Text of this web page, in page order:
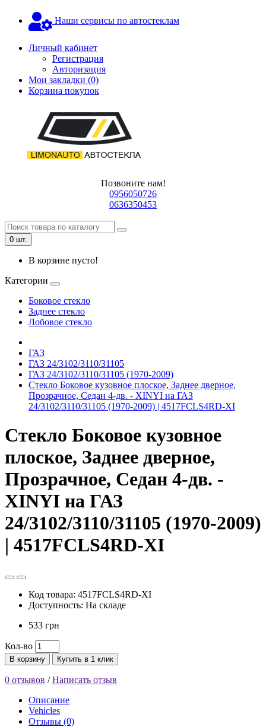
Наши сервисы по автостеклам
Личный кабинет
Регистрация
Авторизация
Мои закладки (0)
Корзина покупок
Позвоните нам!
0956050726
0636350453
0 шт.
В корзине пусто!
Категории
Боковое стекло
Заднее стекло
Лобовое стекло
ГАЗ
ГАЗ 24/3102/3110/31105
ГАЗ 24/3102/3110/31105 (1970-2009)
Стекло Боковое кузовное плоское, Заднее дверное,
Прозрачное, Седан 4-дв. - XINYI на ГАЗ
24/3102/3110/31105 (1970-2009) | 4517FCLS4RD-XI
Стекло Боковое кузовное
плоское, Заднее дверное,
Прозрачное, Седан 4-дв. -
XINYI на ГАЗ
24/3102/3110/31105 (1970-2009)
| 4517FCLS4RD-XI
Код товара: 4517FCLS4RD-XI
Доступность: На складе
533 грн
Кол-во
В корзину Купить в 1 клик
0 отзывов /Написать отзыв
Описание
Vehicles
Отзывы (0)